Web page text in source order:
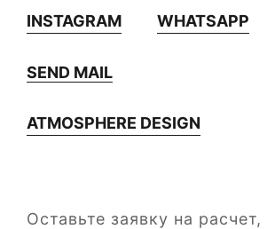
Оставьте заявку на
INSTAGRAM WHATSAPP
SEND MAIL
ATMOSPHERE DESIGN